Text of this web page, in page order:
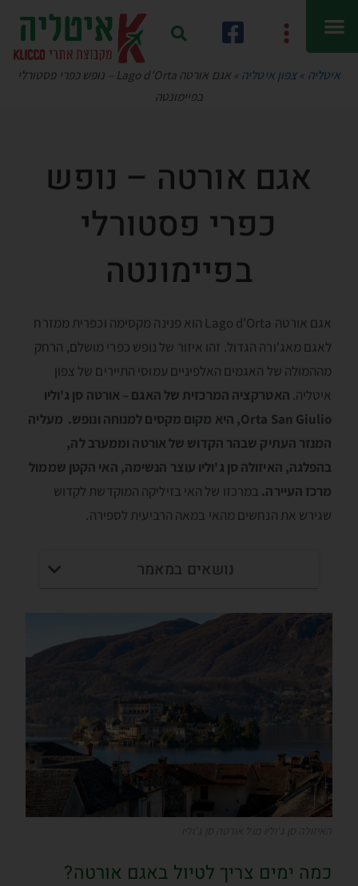
איטליה »צפון איטליה »
אגם אורטה Lago d'Orta – נופש כפרי פסטורלי
בפיימונטה
אגם אורטה – נופש
כפרי פסטורלי
בפיימונטה
אגם אורטה Lago d'Orta הוא פנינה מקסימה וכפרית ממזרח
לאגם מאג'ורה הגדול. זהו איזור של נופש כפרי מושלם, הרחק
מההמולה של האגמים האלפיניים עמוסי התיירים של צפון
איטליה. האטרקציה המרכזית של האגם – אורטה סן ג'וליו
Orta San Giulio, היא מקום מקסים למנוחה ונופש. מעליה
המנזר העתיק שבהר הקדוש של אורטה וממערב לה,
בהפלגה, האיזולה סן ג'וליו עוצר הנשימה, האי הקטן שממול
מרכז העיירה. במרכזו של האי בזיליקה המוקדשת לקדוש
שגירש את הנחשים מהאי במאה הרביעית לספירה.
נושאים במאמר
כמה ימים צריך לטיול באגם אורטה?